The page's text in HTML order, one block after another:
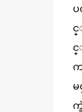
င္
င္
က
မ
က္